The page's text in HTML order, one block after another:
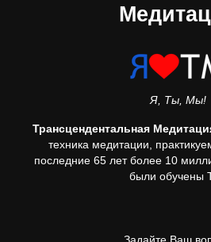
Я, Ты, Мы!
Трансцендентальная
техника медитации,
последние 65 лет более 10
были обучены
Задайте Ваш